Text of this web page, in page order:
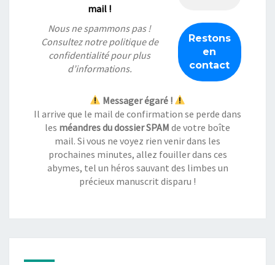
mail !
Nous ne spammons pas !
Consultez notrepolitique de
confidentialitépour plus
d’informations.
Messager égaré !
Il arrive que le mail de confirmation se perde dans
les méandres du dossier SPAM de votre boîte
mail. Si vous ne voyez rien venir dans les
prochaines minutes, allez fouiller dans ces
abymes, tel un héros sauvant des limbes un
précieux manuscrit disparu !